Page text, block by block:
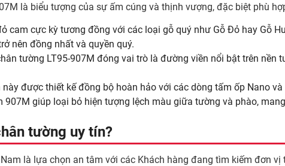
là biểu tượng của sự ấm cúng và thịnh vượng, đặc biệt phù
cam cực kỳ tương đồng với các loại gỗ quý như Gỗ Đỏ hay Gỗ
nên đồng nhất và quyền quý.
tường LT95-907M đóng vai trò là đường viền nổi bật trên nền
này được thiết kế đồng bộ hoàn hảo với các dòng tấm ốp Nano
giúp loại bỏ hiện tượng lệch màu giữa tường và phào,
tường uy tín?
là lựa chọn an tâm với các Khách hàng đang tìm kiếm đơn